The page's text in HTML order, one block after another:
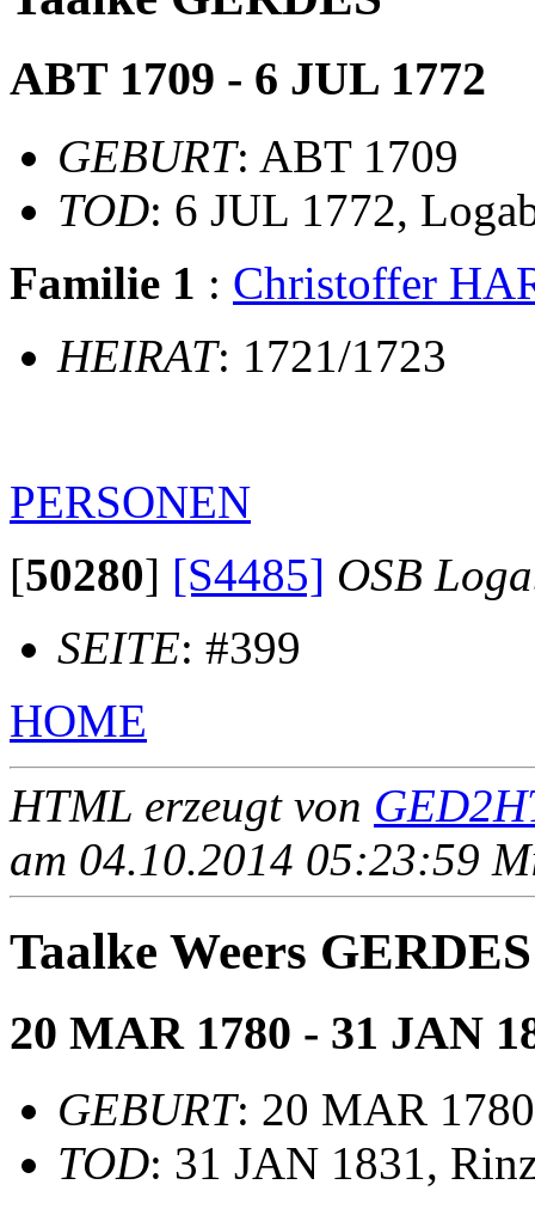
ABT 1709 - 6 JUL 1772
GEBURT: ABT 1709
TOD: 6 JUL 1772,
Familie 1 : Christoffer
HEIRAT: 1721/1723
PERSONEN
[50280] [S4485] OSB
SEITE: #399
HOME
HTML erzeugt von
am 04.10.2014 05:23:59
Taalke Weers GERDES
20 MAR 1780 - 31 JAN
GEBURT: 20 MAR
TOD: 31 JAN 1831,